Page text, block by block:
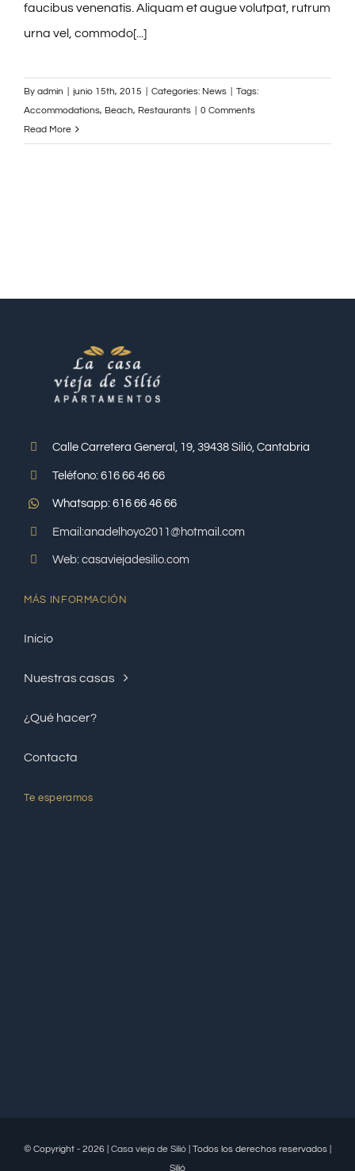
faucibus venenatis. Aliquam et augue volutpat, rutrum
urna vel, commodo[...]
By admin junio 15th, 2015 Categories: News
Tags:
Accommodations, Beach, Restaurants
0 Comments
Read More
Calle Carretera General, 19, 39438 Silió, Cantabria
Teléfono: 616 66 46 66
Whatsapp: 616 66 46 66
Email:anadelhoyo2011@hotmail.com
Web: casaviejadesilio.com
MÁS INFORMACIÓN
Inicio
Nuestras casas
¿Qué hacer?
Contacta
Te esperamos
© Copyright - 2026 | Casa vieja de Silió
| Todos los derechos reservados |
Silió